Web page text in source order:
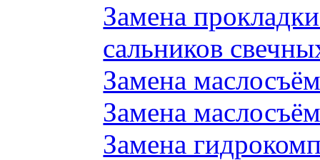
Замена
сальников
Замена
Замена
Замена